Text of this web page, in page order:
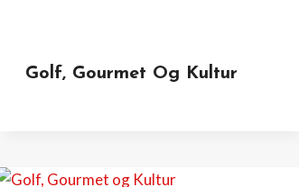
Golf, Gourmet Og Kultur